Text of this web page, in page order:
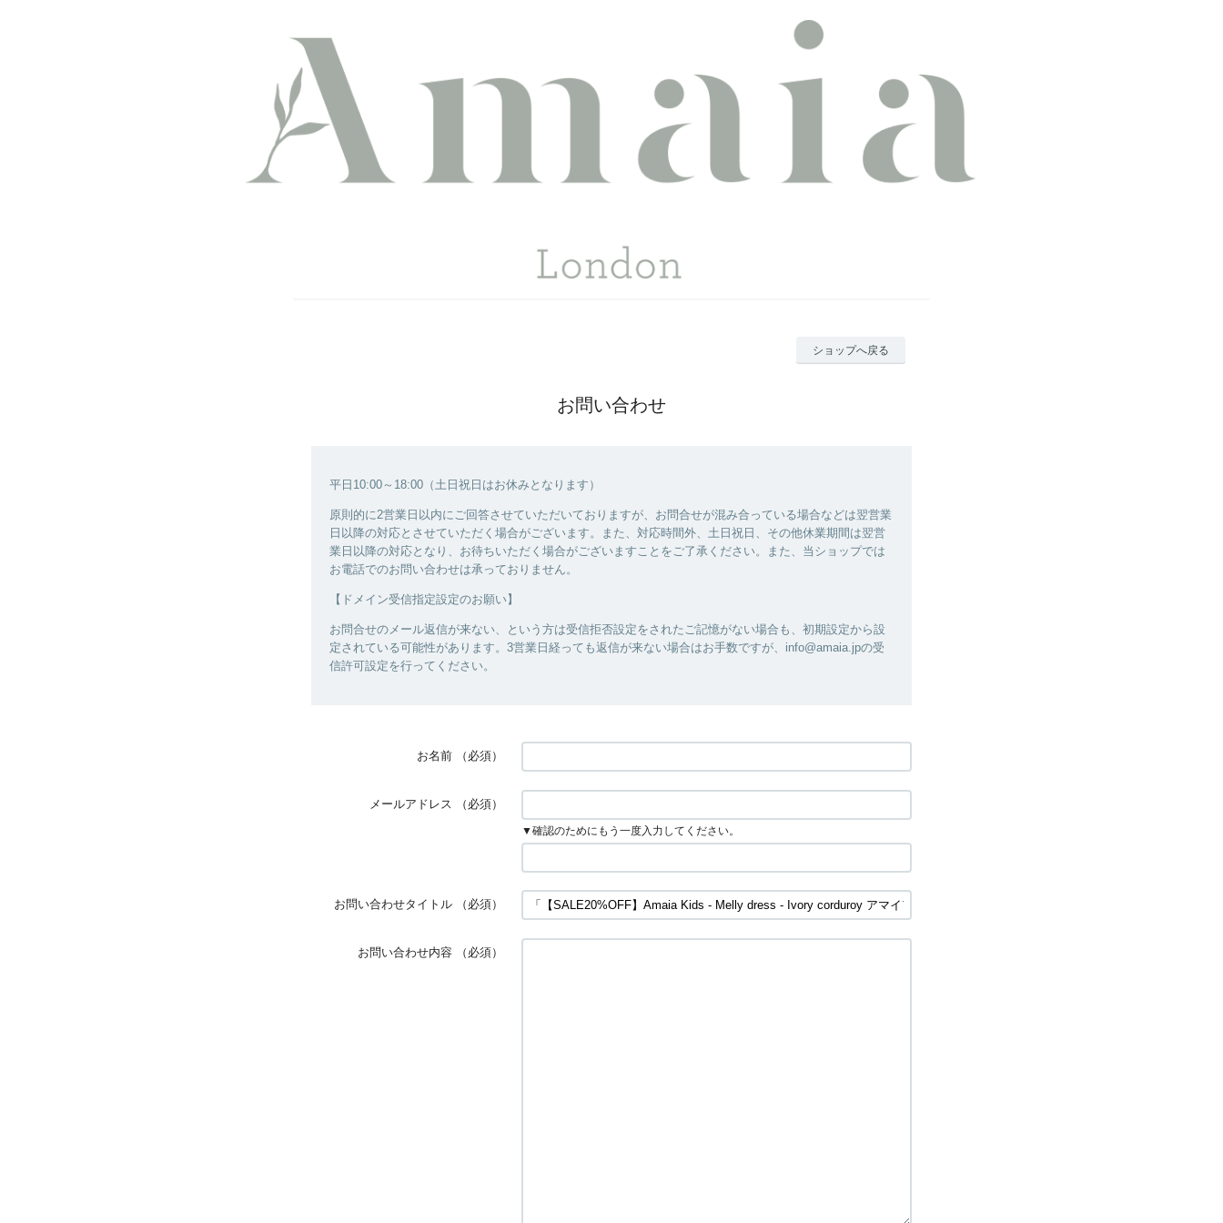
ショップへ戻る
お問い合わせ
平日10:00～18:00（土日祝日はお休みとなります）
原則的に2営業日以内にご回答させていただいておりますが、お問合せが混み合っている場合などは翌営業
日以降の対応とさせていただく場合がございます。また、対応時間外、土日祝日、その他休業期間は翌営
業日以降の対応となり、お待ちいただく場合がございますことをご了承ください。また、当ショップでは
お電話でのお問い合わせは承っておりません。
【ドメイン受信指定設定のお願い】
お問合せのメール返信が来ない、という方は受信拒否設定をされたご記憶がない場合も、初期設定から設
定されている可能性があります。3営業日経っても返信が来ない場合はお手数ですが、info@amaia.jpの受
信許可設定を行ってください。
お名前 （必須）
メールアドレス （必須）
▼確認のためにもう一度入力してください。
お問い合わせタイトル （必須）
お問い合わせ内容 （必須）